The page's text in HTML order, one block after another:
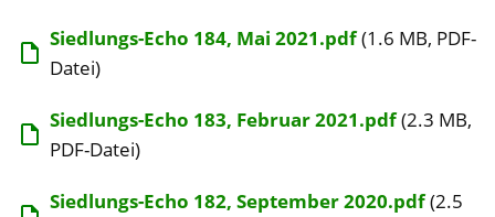
Siedlungs-Echo 184, Mai 2021.pdf(1.6 MB, PDF-
Datei)
Siedlungs-Echo 183, Februar 2021.pdf(2.3 MB,
PDF-Datei)
Siedlungs-Echo 182, September 2020.pdf(2.5